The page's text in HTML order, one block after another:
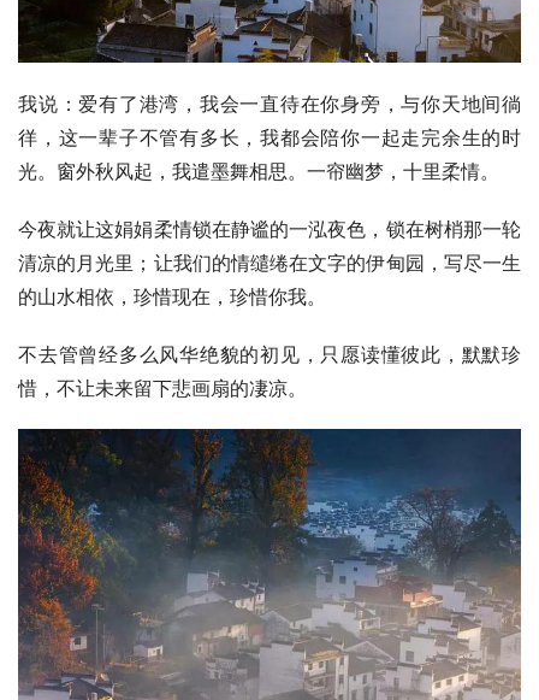
我说：爱有了港湾，我会一直待在你身旁，与你天地间徜
徉，这一辈子不管有多长，我都会陪你一起走完余生的时
光。窗外秋风起，我遣墨舞相思。一帘幽梦，十里柔情。
今夜就让这娟娟柔情锁在静谧的一泓夜色，锁在树梢那一轮
清凉的月光里；让我们的情缱绻在文字的伊甸园，写尽一生
的山水相依，珍惜现在，珍惜你我。
不去管曾经多么风华绝貌的初见，只愿读懂彼此，默默珍
惜，不让未来留下悲画扇的凄凉。